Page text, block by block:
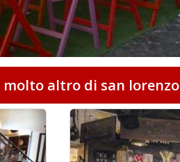
altro di san lorenzo